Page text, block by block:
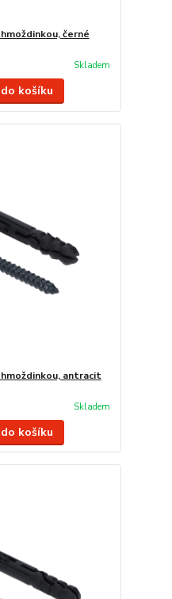
černé
Skladem
košíku
antracit
Skladem
košíku